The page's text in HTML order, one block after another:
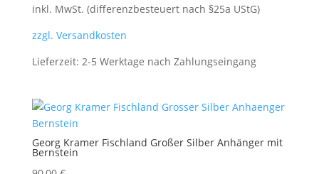
inkl. MwSt. (differenzbesteuert nach §25a UStG)
zzgl. Versandkosten
Lieferzeit: 2-5 Werktage nach Zahlungseingang
Georg Kramer Fischland Großer Silber Anhänger mit
Bernstein